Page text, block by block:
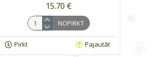
15.70 €
NOPIRKT
Pirkt Pajautāt